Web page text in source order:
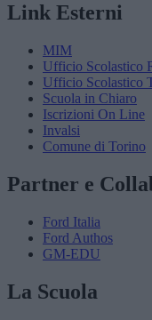
Link Esterni
MIM
Ufficio Scolastico
Ufficio Scolastico
Scuola in Chiaro
Iscrizioni On Line
Invalsi
Comune di Torino
Partner e
Ford Italia
Ford Authos
GM-EDU
La Scuola